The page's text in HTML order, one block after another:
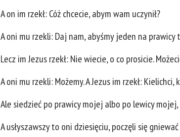
A on im rzekł: Cóż chcecie, abym wam uczynił?
A oni mu rzekli: Daj nam, abyśmy jeden na
Lecz im Jezus rzekł: Nie wiecie, o co prosicie.
A oni mu rzekli: Możemy. A Jezus im rzekł:
Ale siedzieć po prawicy mojej albo po lewicy
A usłyszawszy to oni dziesięciu, poczęli się